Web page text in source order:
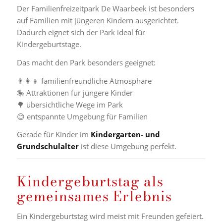
Der Familienfreizeitpark De Waarbeek ist besonders
auf Familien mit jüngeren Kindern ausgerichtet.
Dadurch eignet sich der Park ideal für
Kindergeburtstage.
Das macht den Park besonders geeignet:
👨👩👧 familienfreundliche Atmosphäre
🎠 Attraktionen für jüngere Kinder
🌳 übersichtliche Wege im Park
😊 entspannte Umgebung für Familien
Gerade für Kinder im Kindergarten- und
Grundschulalterist diese Umgebung perfekt.
Kindergeburtstag als
gemeinsames Erlebnis
Ein Kindergeburtstag wird meist mit Freunden gefeiert.